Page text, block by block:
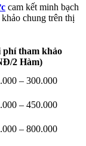
cam kết minh bạch
chung trên thị
phí tham khảo
2 Hàm)
– 300.000
– 450.000
– 800.000